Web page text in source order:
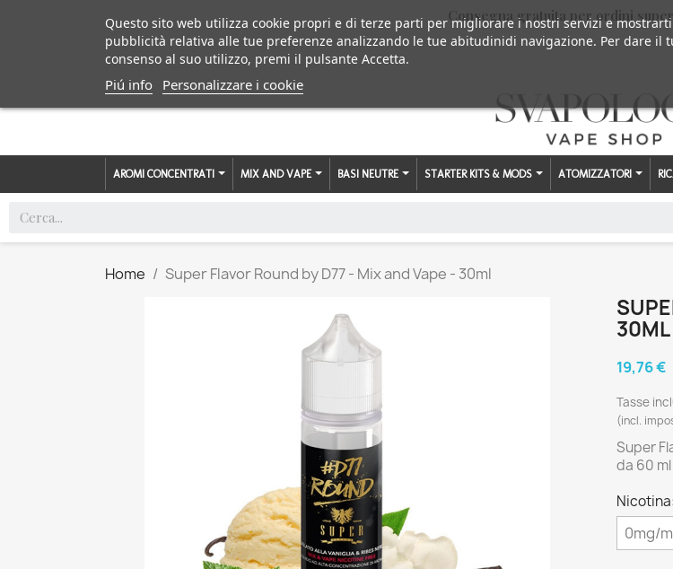
Consegna gratuita per ordini
AROMI CONCENTRATI MIX AND VAPE BASI NEUTRE STARTER KITS & MODS ATOMIZZATORI
Home Super Flavor Round by D77 - Mix and Vape - 30ml
30ML
19,76 €
Tasse
(incl.
Super
da 60
Questo sito web utilizza cookie propri e di terze parti per migliorare i nostri servizi e mostrarti
pubblicità relativa alle tue preferenze analizzando le tue abitudinidi navigazione. Per dare il
consenso al suo utilizzo, premi il pulsante Accetta.
Piú info Personalizzare i cookie